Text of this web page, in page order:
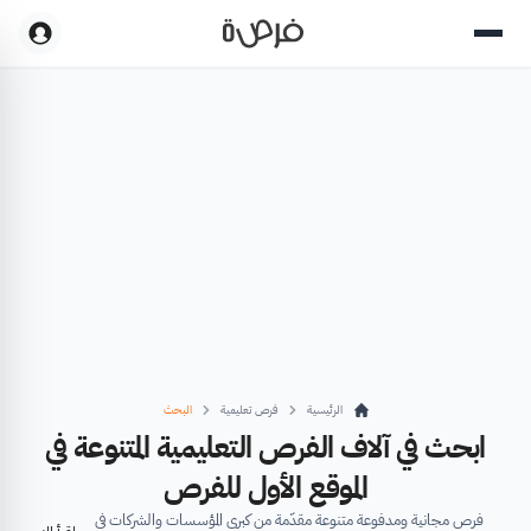
الرئيسية فرص تعليمية البحث
ابحث في آلاف الفرص التعليمية المتنوعة في
الموقع الأول للفرص
فرص مجانية ومدفوعة متنوعة مقدّمة من كبرى المؤسسات والشركات في